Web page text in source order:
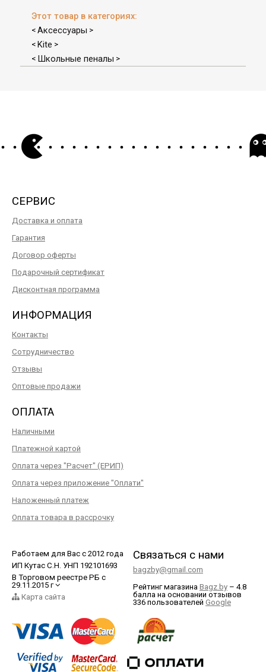
Этот товар в категориях:
< Аксессуары >
< Kite >
< Школьные пеналы >
СЕРВИС
Доставка и оплата
Гарантия
Договор оферты
Подарочный сертификат
Дисконтная программа
ИНФОРМАЦИЯ
Контакты
Сотрудничество
Отзывы
Оптовые продажи
ОПЛАТА
Наличными
Платежной картой
Оплата через "Расчет" (ЕРИП)
Оплата через приложение "Оплати"
Наложенный платеж
Оплата товара в рассрочку
Работаем для Вас с 2012 года
ИП Кутас С.Н. УНП 192101693
В Торговом реестре РБ с
29.11.2015 г
Карта сайта
Связаться с нами
bagzby@gmail.com
Рейтинг магазина Bagz.by – 4.8
балла на основании отзывов
336 пользователей Google